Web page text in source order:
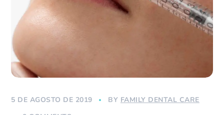
5 DE AGOSTO DE 2019 BY FAMILY DENTAL CARE